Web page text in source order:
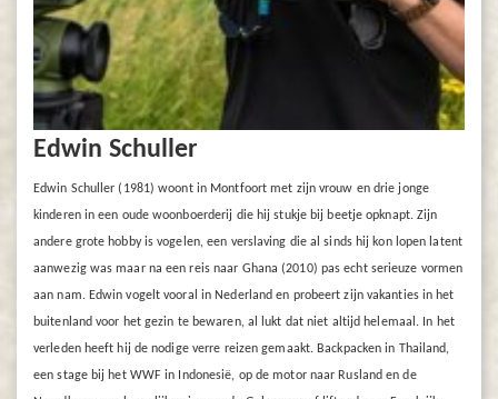
Edwin Schuller
Edwin Schuller (1981) woont in Montfoort met zijn vrouw en drie jonge
kinderen in een oude woonboerderij die hij stukje bij beetje opknapt. Zijn
andere grote hobby is vogelen, een verslaving die al sinds hij kon lopen latent
aanwezig was maar na een reis naar Ghana (2010) pas echt serieuze vormen
aan nam. Edwin vogelt vooral in Nederland en probeert zijn vakanties in het
buitenland voor het gezin te bewaren, al lukt dat niet altijd helemaal. In het
verleden heeft hij de nodige verre reizen gemaakt. Backpacken in Thailand,
een stage bij het WWF in Indonesië, op de motor naar Rusland en de